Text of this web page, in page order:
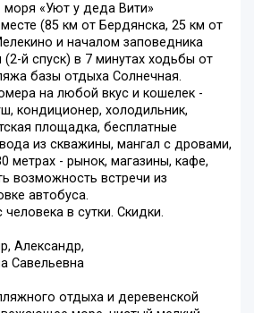
моря «Уют у деда Вити»
(85 км от Бердянска, 25 км от
и началом заповедника
й спуск) в 7 минутах ходьбы от
базы отдыха Солнечная.
на любой вкус и кошелек -
кондиционер, холодильник,
площадка, бесплатные
из скважины, мангал с дровами,
метрах - рынок, магазины, кафе,
возможность встречи из
автобуса.
в сутки. Скидки.
Александр,
Савельевна
отдыха и деревенской